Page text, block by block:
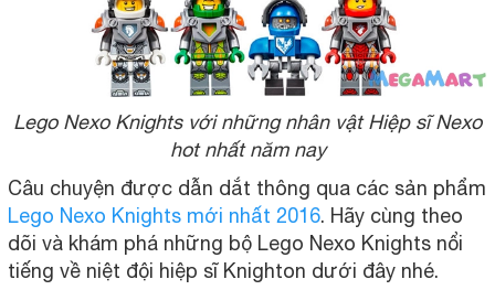
Lego Nexo Knights với những nhân vật Hiệp sĩ Nexo
hot nhất năm nay
Câu chuyện được dẫn dắt thông qua các sản phẩm
Lego Nexo Knights mới nhất 2016. Hãy cùng theo
dõi và khám phá những bộ Lego Nexo Knights nổi
tiếng về niệt đội hiệp sĩ Knighton dưới đây nhé.